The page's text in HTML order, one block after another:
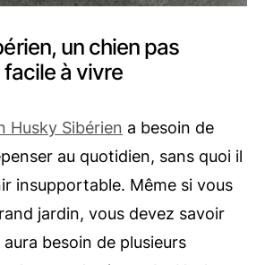
un chien pas
à vivre
Husky Sibérien a besoin de
au quotidien, sans quoi il
insupportable. Même si vous
jardin, vous devez savoir
besoin de plusieurs